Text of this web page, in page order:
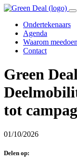
Ondertekenaars
Agenda
Waarom
Contact
Green
tot
01/10/2026
Delen op: